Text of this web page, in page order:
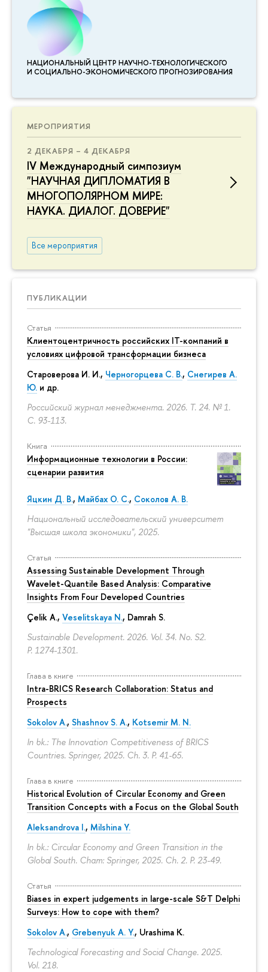
НАЦИОНАЛЬНЫЙ ЦЕНТР НАУЧНО-ТЕХНОЛОГИЧЕСКОГО
И СОЦИАЛЬНО-ЭКОНОМИЧЕСКОГО ПРОГНОЗИРОВАНИЯ
МЕРОПРИЯТИЯ
2 ДЕКАБРЯ – 4 ДЕКАБРЯ
IV Международный симпозиум
"НАУЧНАЯ ДИПЛОМАТИЯ В
МНОГОПОЛЯРНОМ МИРЕ:
НАУКА. ДИАЛОГ. ДОВЕРИЕ"
Все мероприятия
ПУБЛИКАЦИИ
Статья
Клиентоцентричность российских IT-компаний в
условиях цифровой трансформации бизнеса
Староверова И. И., Черногорцева С. В., Снегирев А.
Ю. и др.
Российский журнал менеджмента. 2026. Т. 24. № 1.
С. 93-113.
Книга
Информационные технологии в России:
сценарии развития
Яцкин Д. В., Майбах О. С., Соколов А. В.
Национальный исследовательский университет
"Высшая школа экономики", 2025.
Статья
Assessing Sustainable Development Through
Wavelet-Quantile Based Analysis: Comparative
Insights From Four Developed Countries
Çelik A., Veselitskaya N., Damrah S.
Sustainable Development. 2026. Vol. 34. No. S2.
P. 1274-1301.
Глава в книге
Intra-BRICS Research Collaboration: Status and
Prospects
Sokolov A., Shashnov S. A., Kotsemir M. N.
In bk.: The Innovation Competitiveness of BRICS
Countries. Springer, 2025. Ch. 3. P. 41-65.
Глава в книге
Historical Evolution of Circular Economy and Green
Transition Concepts with a Focus on the Global South
Aleksandrova I., Milshina Y.
In bk.: Circular Economy and Green Transition in the
Global South. Cham: Springer, 2025. Ch. 2. P. 23-49.
Статья
Biases in expert judgements in large-scale S&T Delphi
Surveys: How to cope with them?
Sokolov A., Grebenyuk A. Y., Urashima K.
Technological Forecasting and Social Change. 2025.
Vol. 218.